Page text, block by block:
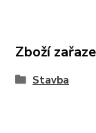
Zboží
Stavba